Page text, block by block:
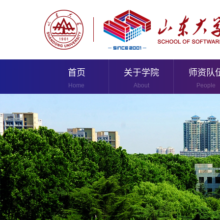
首页
Home
关于学院
About
师资队
People